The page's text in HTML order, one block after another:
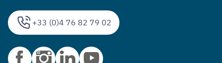
+33 (0)4 76 82 79 02